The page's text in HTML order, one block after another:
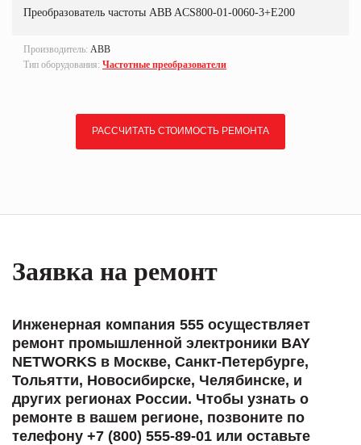
Преобразователь частоты ABB ACS800-01-0060-3+E200
Производитель: ABB
Тип оборудования: Частотные преобразователи
РАССЧИТАТЬ СТОИМОСТЬ РЕМОНТА
Заявка на ремонт
Инженерная компания 555 осуществляет
ремонт промышленной электроники BAY
NETWORKS в Москве, Санкт-Петербурге,
Тольятти, Новосибирске, Челябинске, и
других регионах России. Чтобы узнать о
ремонте в вашем регионе, позвоните по
телефону +7 (800) 555-89-01 или оставьте